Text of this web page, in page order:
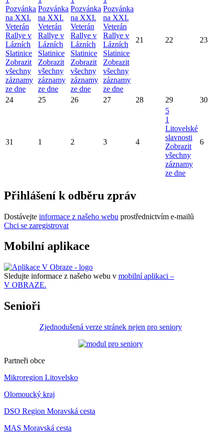
Pozvánka
na XXI.
Veterán
Rallye v
Lázních
Slatinice
Zobrazit
všechny
záznamy
ze dne
Pozvánka
na XXI.
Veterán
Rallye v
Lázních
Slatinice
Zobrazit
všechny
záznamy
ze dne
Pozvánka
na XXI.
Veterán
Rallye v
Lázních
Slatinice
Zobrazit
všechny
záznamy
ze dne
Pozvánka
na XXI.
Veterán
Rallye v
Lázních
Slatinice
Zobrazit
všechny
záznamy
ze dne
21 22 23
24 25 26 27 28 29 30
31 1 2 3 4
5
1
Litovelské
slavnosti
Zobrazit
všechny
záznamy
ze dne
6
Přihlášení k odběru zpráv
Dostávejte informace z našeho webu prostřednictvím e-mailů
Chci se zaregistrovat
Mobilní aplikace
Sledujte informace z našeho webu v mobilní aplikaci –
V OBRAZE.
Senioři
Zjednodušená verze stránek nejen pro seniory
Partneři obce
Mikroregion Litovelsko
Olomoucký kraj
DSO Region Moravská cesta
MAS Moravská cesta